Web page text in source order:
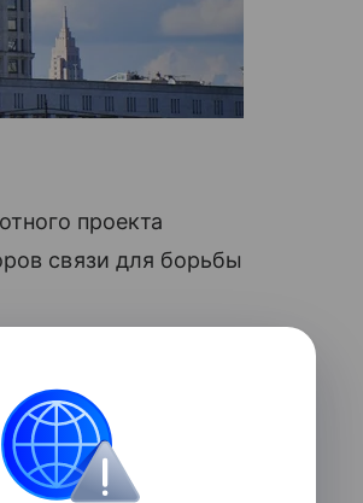
проекта
связи для борьбы
ними